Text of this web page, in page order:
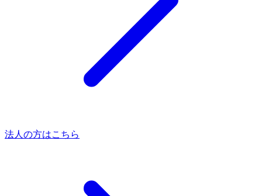
法人の方はこちら